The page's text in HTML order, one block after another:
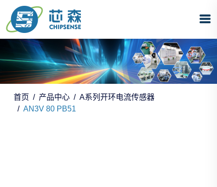
首页 产品中心
A系列开环电流传感器
AN3V 80 PB51